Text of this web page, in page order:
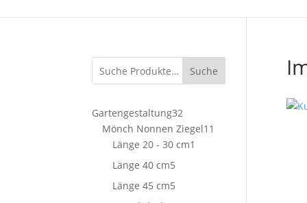
Suche
Gartengestaltung32
Produkte
Mönch Nonnen Ziegel11
Länge 20 - 30 cm1
Länge 40 cm5
Länge 45 cm5